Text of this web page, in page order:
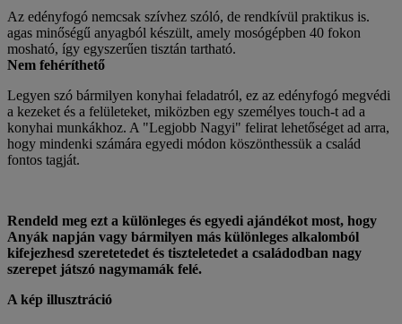
Az edényfogó nemcsak szívhez szóló, de rendkívül praktikus is.
agas minőségű anyagból készült, amely mosógépben 40 fokon
mosható, így egyszerűen tisztán tartható.
Nem fehéríthető
Legyen szó bármilyen konyhai feladatról, ez az edényfogó megvédi
a kezeket és a felületeket, miközben egy személyes touch-t ad a
konyhai munkákhoz. A "Legjobb Nagyi" felirat lehetőséget ad arra,
hogy mindenki számára egyedi módon köszönthessük a család
fontos tagját.
Rendeld meg ezt a különleges és egyedi ajándékot most, hogy
Anyák napján vagy bármilyen más különleges alkalomból
kifejezhesd szeretetedet és tiszteletedet a családodban nagy
szerepet játszó nagymamák felé.
A kép illusztráció